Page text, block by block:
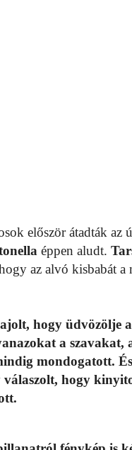
először átadták az
éppen aludt.
az alvó kisbabát a
hogy üdvözölje
a szavakat,
mondogatott.
hogy